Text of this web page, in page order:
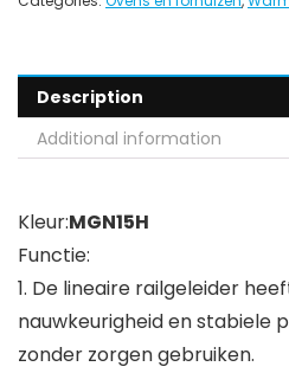
Description
Additional information
Kleur:MGN15H
Functie:
1. De lineaire railgeleider
nauwkeurigheid en stabiele
zonder zorgen gebruiken.